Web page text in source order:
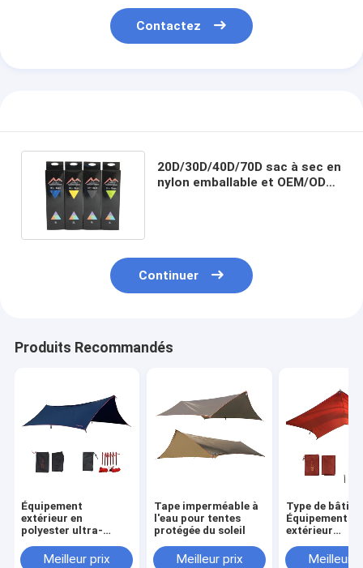
Contactez
20D/30D/40D/70D sac à sec en
nylon emballable et OEM/ODM
Continuer
Produits Recommandés
Équipement
extérieur en
polyester ultra-
Meilleur prix
Tape imperméable à
l'eau pour tentes
protégée du soleil
Meilleur prix
Type de
Équipement
extérieur
sur le besoin
Meilleur